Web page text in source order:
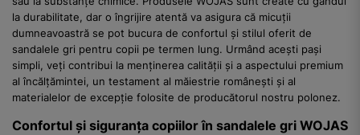
la durabilitate, dar o îngrijire atentă va asigura că micuții
dumneavoastră se pot bucura de confortul și stilul oferit de
sandalele gri pentru copii pe termen lung. Urmând acești pași
simpli, veți contribui la menținerea calității și a aspectului premium
al încălțămintei, un testament al măiestrie românești și al
materialelor de excepție folosite de producătorul nostru polonez.
Confortul și siguranța copiilor în sandalele gri WOJAS